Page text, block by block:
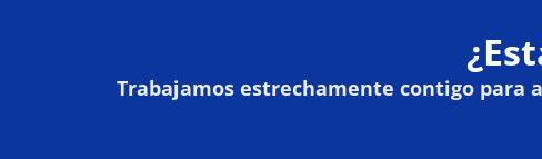
Trabajamos estrechamente contigo para